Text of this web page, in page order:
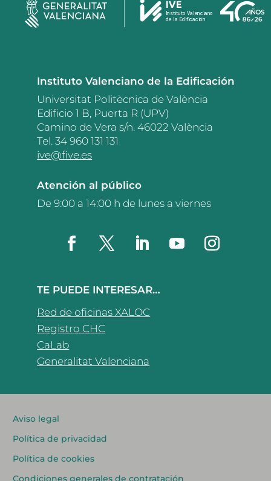
Instituto Valenciano de la Edificación
Universitat Politècnica de València
Edificio 1 B, Puerta R (UPV)
Camino de Vera s/n. 46022 València
Tel. 34 960 131 131
ive@five.es
Atención al público
De 9:00 a 14:00 h de lunes a viernes
TE PUEDE INTERESAR…
Red de oficinas XALOC
Registro CHC
CaLab
Generalitat Valenciana
Aviso legal
Política de privacidad
Política de cookies
Condiciones generales de contratación